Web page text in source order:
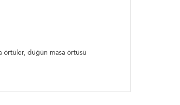
örtüler, düğün masa örtüsü